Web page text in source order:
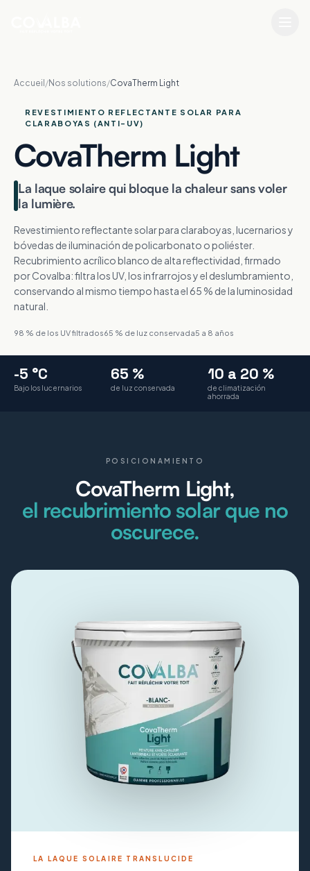
Accueil /Nos solutions/CovaTherm Light
REVESTIMIENTO REFLECTANTE SOLAR PARA
CLARABOYAS (ANTI-UV)
CovaTherm Light
La laque solaire qui bloque la chaleur sans voler
la lumière.
Revestimiento reflectante solar para claraboyas, lucernarios y
bóvedas de iluminación de policarbonato o poliéster.
Recubrimiento acrílico blanco de alta reflectividad, firmado
por Covalba: filtra los UV, los infrarrojos y el deslumbramiento,
conservando al mismo tiempo hasta el 65 % de la luminosidad
natural.
98 % de los UV filtrados65 % de luz conservada5 a 8 años
-5 °C
Bajo los lucernarios
65 %
de luz conservada
10 a 20 %
de climatización
ahorrada
POSICIONAMIENTO
CovaTherm Light,
el recubrimiento solar que no
oscurece.
LA LAQUE SOLAIRE TRANSLUCIDE